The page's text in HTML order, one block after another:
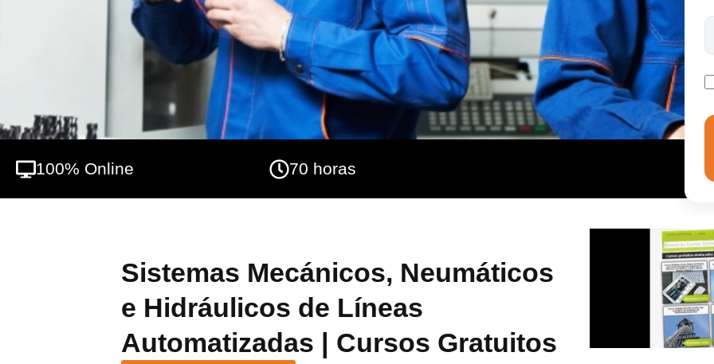
100% Online 70 horas
Sistemas Mecánicos, Neumáticos
e Hidráulicos de Líneas
Automatizadas | Cursos Gratuitos